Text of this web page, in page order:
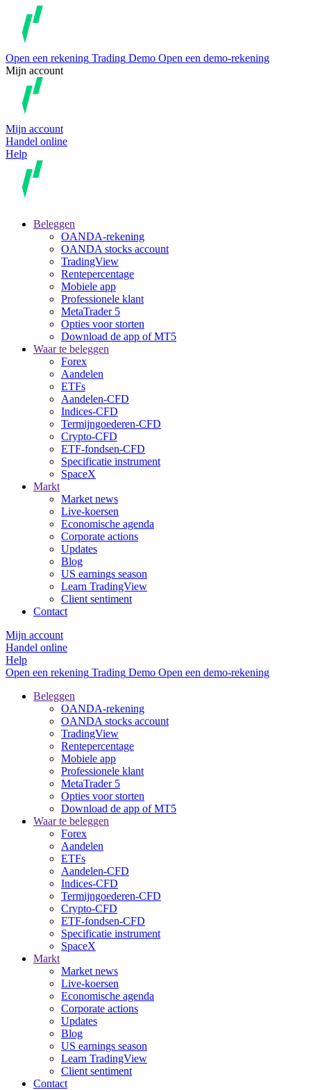
Open een rekening Trading Demo Open een demo-rekening
Mijn account
Mijn account
Handel online
Help
Beleggen
OANDA-rekening
OANDA stocks account
TradingView
Rentepercentage
Mobiele app
Professionele klant
MetaTrader 5
Opties voor storten
Download de app of MT5
Waar te beleggen
Forex
Aandelen
ETFs
Aandelen-CFD
Indices-CFD
Termijngoederen-CFD
Crypto-CFD
ETF-fondsen-CFD
Specificatie instrument
SpaceX
Markt
Market news
Live-koersen
Economische agenda
Corporate actions
Updates
Blog
US earnings season
Learn TradingView
Client sentiment
Contact
Mijn account
Handel online
Help
Open een rekening Trading Demo Open een demo-rekening
Beleggen
OANDA-rekening
OANDA stocks account
TradingView
Rentepercentage
Mobiele app
Professionele klant
MetaTrader 5
Opties voor storten
Download de app of MT5
Waar te beleggen
Forex
Aandelen
ETFs
Aandelen-CFD
Indices-CFD
Termijngoederen-CFD
Crypto-CFD
ETF-fondsen-CFD
Specificatie instrument
SpaceX
Markt
Market news
Live-koersen
Economische agenda
Corporate actions
Updates
Blog
US earnings season
Learn TradingView
Client sentiment
Contact